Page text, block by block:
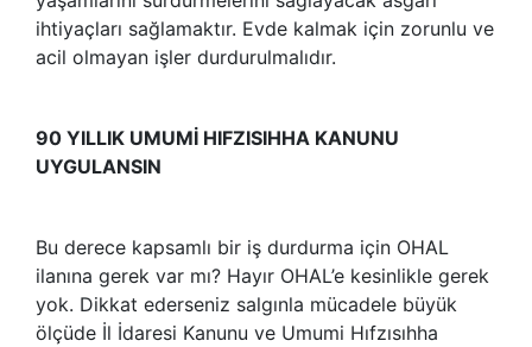
ihtiyaçları sağlamaktır. Evde kalmak için zorunlu ve
acil olmayan işler durdurulmalıdır.
90 YILLIK UMUMİ HIFZISIHHA KANUNU
UYGULANSIN
Bu derece kapsamlı bir iş durdurma için OHAL
ilanına gerek var mı? Hayır OHAL’e kesinlikle gerek
yok. Dikkat ederseniz salgınla mücadele büyük
ölçüde İl İdaresi Kanunu ve Umumi Hıfzısıhha